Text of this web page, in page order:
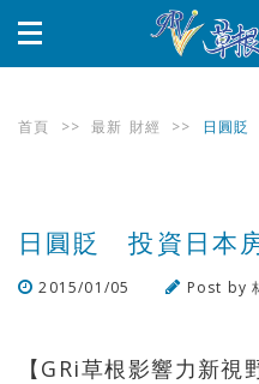
首頁 >> 最新 財經 >> 日圓貶
日圓貶 投資日本
2015/01/05 Post by
【GRi草根影響力新視